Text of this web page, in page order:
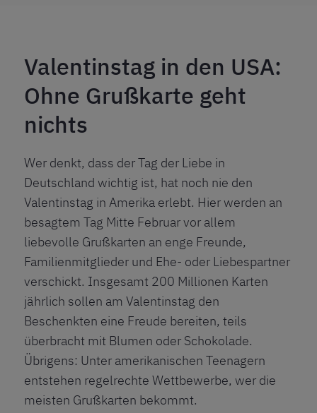
Valentinstag in den USA:
Ohne Grußkarte geht
nichts
Wer denkt, dass der Tag der Liebe in
Deutschland wichtig ist, hat noch nie den
Valentinstag in Amerika erlebt. Hier werden an
besagtem Tag Mitte Februar vor allem
liebevolle Grußkarten an enge Freunde,
Familienmitglieder und Ehe- oder Liebespartner
verschickt. Insgesamt 200 Millionen Karten
jährlich sollen am Valentinstag den
Beschenkten eine Freude bereiten, teils
überbracht mit Blumen oder Schokolade.
Übrigens: Unter amerikanischen Teenagern
entstehen regelrechte Wettbewerbe, wer die
meisten Grußkarten bekommt.